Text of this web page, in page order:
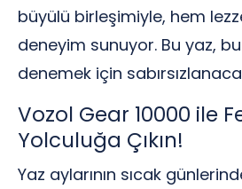
büyülü birleşimiyle, hem
deneyim sunuyor. Bu yaz,
denemek için
Vozol Gear 10000 ile
Yolculuğa Çıkın!
Yaz aylarının sıcak